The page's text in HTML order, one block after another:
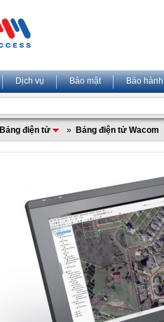
Dịch vụ Bảo mật Bảo hành
Bảng điện tử » Bảng điện tử Wacom